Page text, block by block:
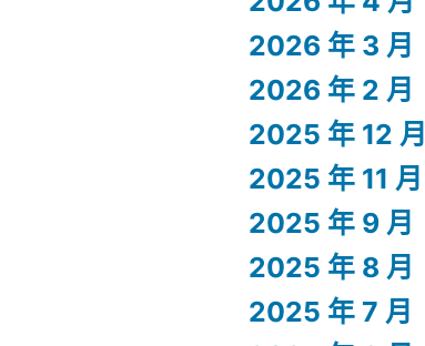
2026 年 3 月
2026 年 2 月
2025 年 12 月
2025 年 11 月
2025 年 9 月
2025 年 8 月
2025 年 7 月